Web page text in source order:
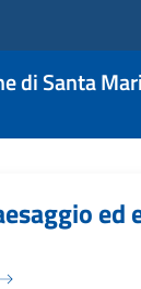
di Santa
ed